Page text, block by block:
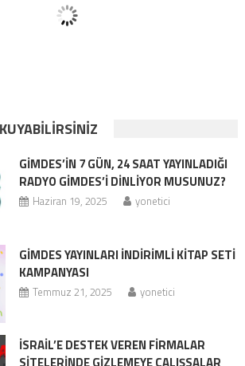
GİMDES’İN 7 GÜN, 24 SAAT YAYINLADIĞI
RADYO GİMDES’İ DİNLİYOR MUSUNUZ?
Haziran 19, 2025 yonetici
GİMDES YAYINLARI İNDİRİMLİ KİTAP SETİ
KAMPANYASI
Temmuz 21, 2025 yonetici
İSRAİL’E DESTEK VEREN FİRMALAR